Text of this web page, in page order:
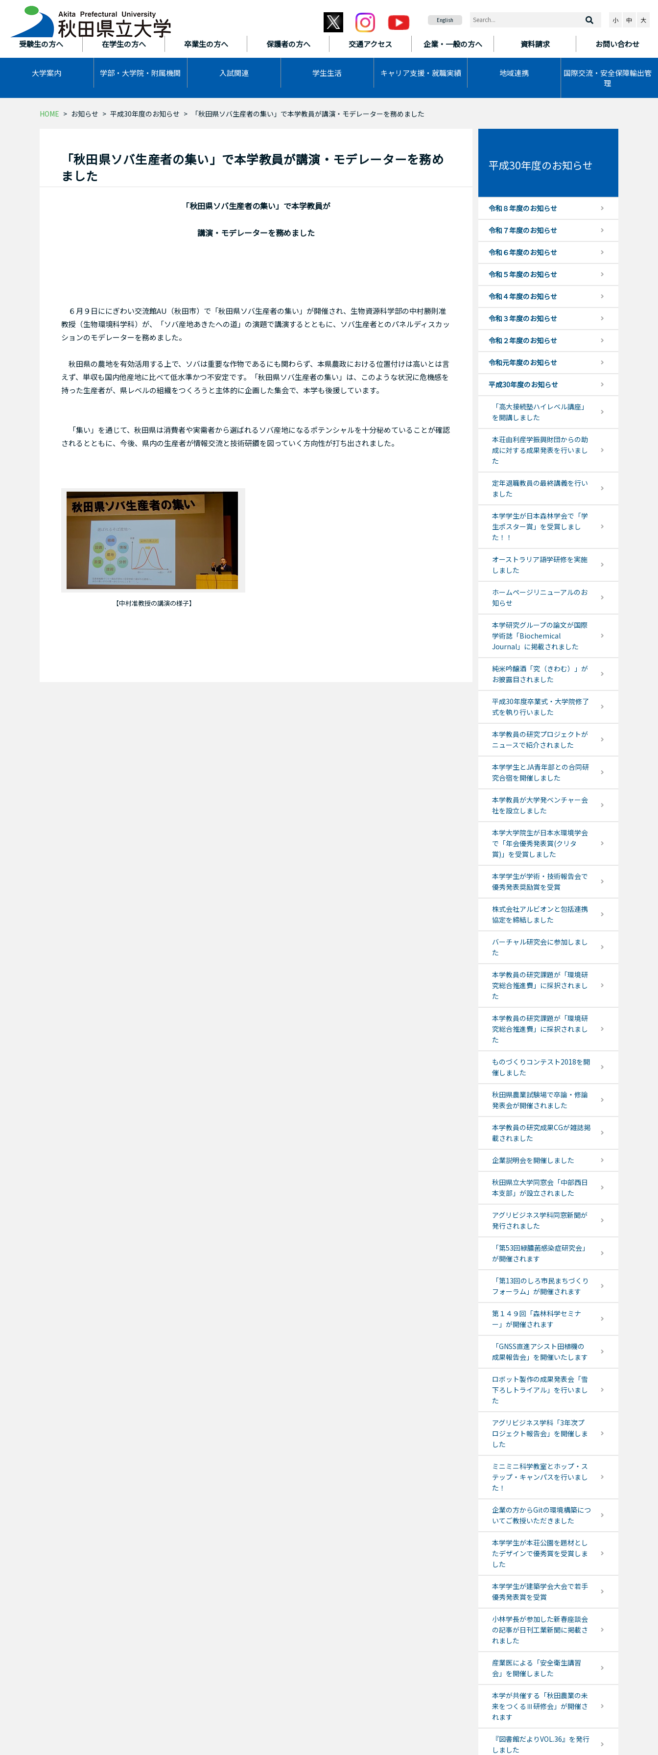
受験生の方へ 在学生の方へ 卒業生の方へ 保護者の方へ 交通アクセス 企業・一般の方へ 資料請求 お問い合わせ
大学案内 学部・大学院・ 附属機関 入試関連 学生生活 キャリア支援・ 就職実績 地域連携
国際交流・安全保障輸出管
理
English 小 中 大
HOME お知らせ 平成30年度のお知らせ 「秋田県ソバ生産者の集い」で本学教員が講演・モデレーターを務めました
「秋田県ソバ生産者の集い」で本学教員が講演・モデレーターを務め
ました
「秋田県ソバ生産者の集い」で本学教員が
講演・モデレーターを務めました
６月９日ににぎわい交流館AU（秋田市）で「秋田県ソバ生産者の集い」が開催され、生物資源科学部の中村勝則准
教授（生物環境科学科）が、「ソバ産地あきたへの道」の演題で講演するとともに、ソバ生産者とのパネルディスカッ
ションのモデレーターを務めました。
秋田県の農地を有効活用する上で、ソバは重要な作物であるにも関わらず、本県農政における位置付けは高いとは言
えず、単収も国内他産地に比べて低水準かつ不安定です。「秋田県ソバ生産者の集い」は、このような状況に危機感を
持った生産者が、県レベルの組織をつくろうと主体的に企画した集会で、本学も後援しています。
「集い」を通じて、秋田県は消費者や実需者から選ばれるソバ産地になるポテンシャルを十分秘めていることが確認
されるとともに、今後、県内の生産者が情報交流と技術研鑽を図っていく方向性が打ち出されました。
【中村准教授の講演の様子】
平成30年度のお知らせ
令和８年度のお知らせ
令和７年度のお知らせ
令和６年度のお知らせ
令和５年度のお知らせ
令和４年度のお知らせ
令和３年度のお知らせ
令和２年度のお知らせ
令和元年度のお知らせ
平成30年度のお知らせ
「高大接続塾ハイレベル講座」
を開講しました
本荘由利産学振興財団からの助
成に対する成果発表を行いまし
た
定年退職教員の最終講義を行い
ました
本学学生が日本森林学会で「学
生ポスター賞」を受賞しまし
た！！
オーストラリア語学研修を実施
しました
ホームページリニューアルのお
知らせ
本学研究グループの論文が国際
学術誌「Biochemical
Journal」に掲載されました
純米吟醸酒「究（きわむ）」が
お披露目されました
平成30年度卒業式・大学院修了
式を執り行いました
本学教員の研究プロジェクトが
ニュースで紹介されました
本学学生とJA青年部との合同研
究合宿を開催しました
本学教員が大学発ベンチャー会
社を設立しました
本学大学院生が日本水環境学会
で「年会優秀発表賞(クリタ
賞)」を受賞しました
本学学生が学術・技術報告会で
優秀発表奨励賞を受賞
株式会社アルビオンと包括連携
協定を締結しました
バーチャル研究会に参加しまし
た
本学教員の研究課題が「環境研
究総合推進費」に採択されまし
た
本学教員の研究課題が「環境研
究総合推進費」に採択されまし
た
ものづくりコンテスト2018を開
催しました
秋田県農業試験場で卒論・修論
発表会が開催されました
本学教員の研究成果CGが雑誌掲
載されました
企業説明会を開催しました
秋田県立大学同窓会「中部西日
本支部」が設立されました
アグリビジネス学科同窓新聞が
発行されました
「第53回緑膿菌感染症研究会」
が開催されます
「第13回のしろ市民まちづくり
フォーラム」が開催されます
第１４９回「森林科学セミナ
ー」が開催されます
「GNSS直進アシスト田植機の
成果報告会」を開催いたします
ロボット製作の成果発表会「雪
下ろしトライアル」を行いまし
た
アグリビジネス学科「3年次プ
ロジェクト報告会」を開催しま
した
ミニミニ科学教室とホップ・ス
テップ・キャンパスを行いまし
た！
企業の方からGitの環境構築につ
いてご教授いただきました
本学学生が本荘公園を題材とし
たデザインで優秀賞を受賞しま
した
本学学生が建築学会大会で若手
優秀発表賞を受賞
小林学長が参加した新春座談会
の記事が日刊工業新聞に掲載さ
れました
産業医による「安全衛生講習
会」を開催しました
本学が共催する「秋田農業の未
来をつくるⅢ研修会」が開催さ
れます
『図書館だよりVOL.36』を発行
しました